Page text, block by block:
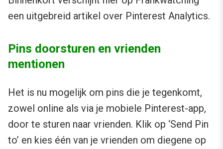
een uitgebreid artikel over Pinterest Analytics.
Pins doorsturen en vrienden
mentionen
Het is nu mogelijk om pins die je tegenkomt,
zowel online als via je mobiele Pinterest-app,
door te sturen naar vrienden. Klik op ‘Send Pin
to’ en kies één van je vrienden om diegene op